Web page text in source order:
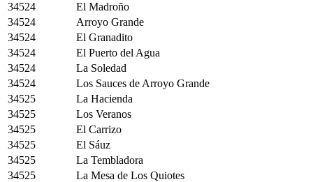
34524
El Madroño
34524
Arroyo Grande
34524
El Granadito
34524
El Puerto del Agua
34524
La Soledad
34524
Los Sauces de Arroyo Grande
34525
La Hacienda
34525
Los Veranos
34525
El Carrizo
34525
El Sáuz
34525
La Tembladora
34525
La Mesa de Los Quiotes